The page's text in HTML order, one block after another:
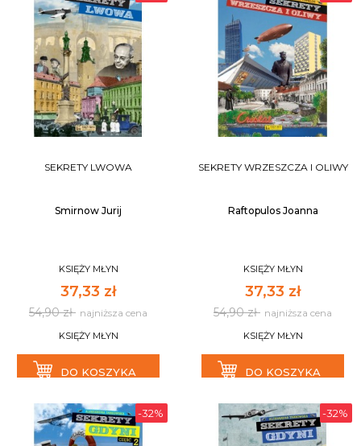
SEKRETY LWOWA
Smirnow Jurij
KSIĘŻY MŁYN
37,33 zł
54,90 zł najniższa cena
KSIĘŻY MŁYN
DO KOSZYKA
SEKRETY WRZESZCZA I OLIWY
Raftopulos Joanna
KSIĘŻY MŁYN
37,33 zł
54,90 zł najniższa cena
KSIĘŻY MŁYN
DO KOSZYKA
-32% -32%